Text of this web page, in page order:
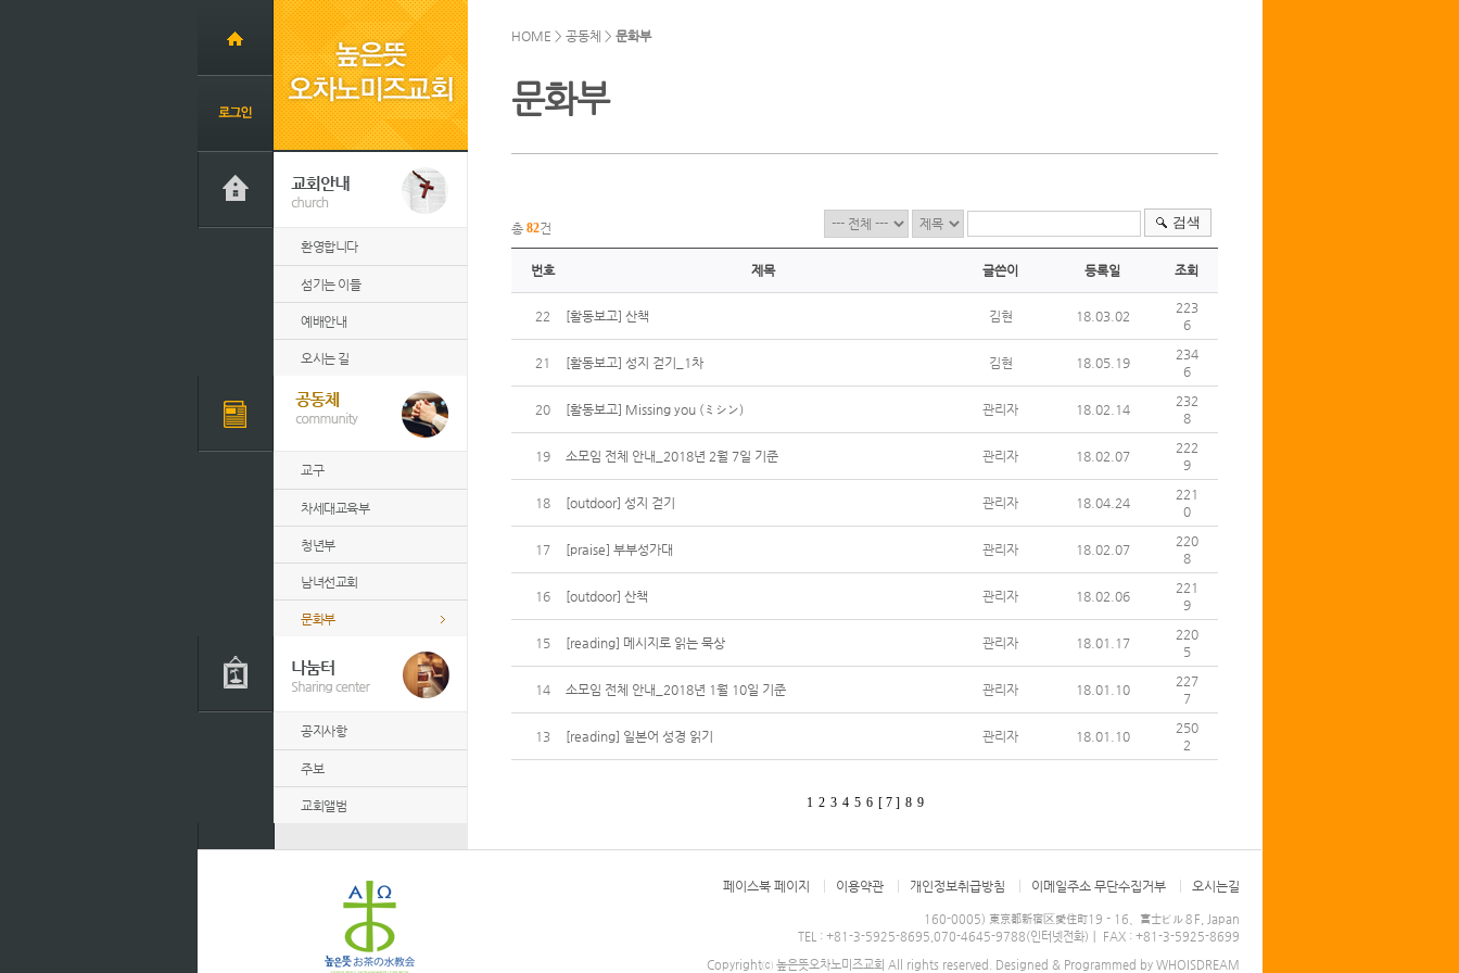
환영합니다
섬기는 이들
예배안내
오시는 길
교구
차세대교육부
청년부
남녀선교회
문화부
공지사항
주보
교회앨범
HOME > 공동체 > 문화부
문화부
총 82건 검색
번호 제목 글쓴이 등록일 조회
22 [활동보고] 산책 김현 18.03.02
223
6
21 [활동보고] 성지 걷기_1차 김현 18.05.19
234
6
20 [활동보고] Missing you (ミシン) 관리자 18.02.14
232
8
19 소모임 전체 안내_2018년 2월 7일 기준 관리자 18.02.07
222
9
18 [outdoor] 성지 걷기 관리자 18.04.24
221
0
17 [praise] 부부성가대 관리자 18.02.07
220
8
16 [outdoor] 산책 관리자 18.02.06
221
9
15 [reading] 메시지로 읽는 묵상 관리자 18.01.17
220
5
14 소모임 전체 안내_2018년 1월 10일 기준 관리자 18.01.10
227
7
13 [reading] 일본어 성경 읽기 관리자 18.01.10
250
2
1 2 3 4 5 6 [ 7 ] 8 9
페이스북 페이지 이용약관 개인정보취급방침 이메일주소 무단수집거부 오시는길
160-0005) 東京都新宿区愛住町19－16、富士ビル８F, Japan
TEL : +81-3-5925-8695,070-4645-9788(인터넷전화)｜ FAX : +81-3-5925-8699
Copyrightⓒ 높은뜻오차노미즈교회 All rights reserved. Designed & Programmed by WHOISDREAM